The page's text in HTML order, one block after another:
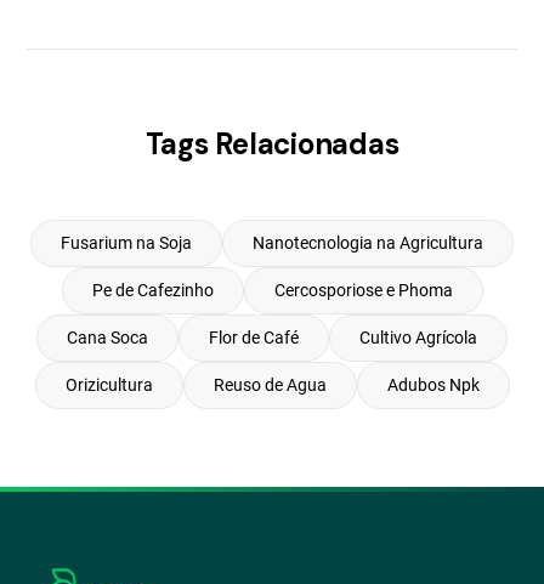
Tags Relacionadas
Fusarium na Soja Nanotecnologia na Agricultura
Pe de Cafezinho Cercosporiose e Phoma
Cana Soca Flor de Café Cultivo Agrícola
Orizicultura Reuso de Agua Adubos Npk